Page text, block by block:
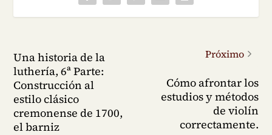
Una historia de la
luthería, 6ª Parte:
Construcción al
estilo clásico
cremonense de 1700,
el barniz
Próximo
Cómo afrontar los
estudios y métodos
de violín
correctamente.